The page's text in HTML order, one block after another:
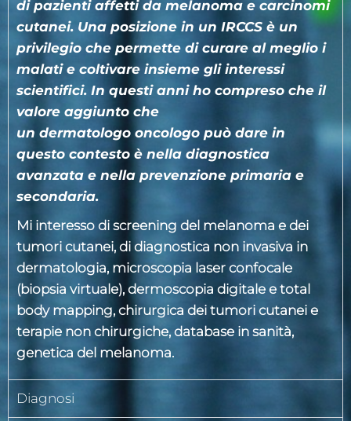
di pazienti affetti da melanoma e carcinomi
cutanei. Una posizione in un IRCCS è un
privilegio che permette di curare al meglio i
malati e coltivare insieme gli interessi
scientifici. In questi anni ho compreso che il
valore aggiunto che
un dermatologo oncologo può dare in
questo contesto è nella diagnostica
avanzata e nella prevenzione primaria e
secondaria.
Mi interesso di screening del melanoma e dei
tumori cutanei, di diagnostica non invasiva in
dermatologia, microscopia laser confocale
(biopsia virtuale), dermoscopia digitale e total
body mapping, chirurgica dei tumori cutanei e
terapie non chirurgiche, database in sanità,
genetica del melanoma.
Diagnosi